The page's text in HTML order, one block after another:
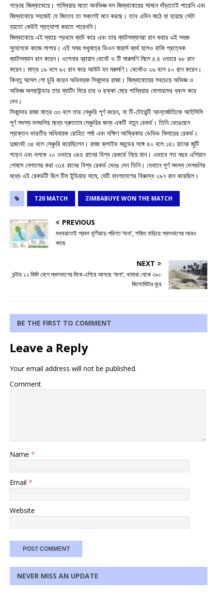
গড়েছে জিম্বাবোয়ে। গাম্বিয়ার মতো অনভিজ্ঞ দল জিম্বাবোয়ের সামনে দাঁড়াতেই পারেনি এবং
জিম্বাবোয়ে সহজেই যে জিতবে তা সকলেই মনে করছে। তবে এদিন মাঠে যা হয়েছে সেটা
হয়তো কেউই প্রত্যাশা করতে পারেননি।
জিম্বাবোয়ে এই ম্যাচে প্রথমে ব্যাট করে এবং তার ব্যাটসম্যানরা রান করার এই সহজ
সুযোগকে কাজে লাগায়। এই সময় শুধুমাত্র ডিওন মায়ার্স ব্যর্থ হলেও বাকি প্রত্যেক
ব্যাটসম্যান রান করেন। ওপেনার ব্রায়ান বেনেট ও টি মারুমণি মিলে ৫.৪ ওভারে ৯৮ রান
করেন। মাত্র ১৯ বলে ৬২ রান করে আউট হন মরুমণি। বেনেটও ২৬ বলে ৫০ রান করেন।
কিন্তু আসল শো চুরি করেন অধিনায়ক সিকান্দার রাজা। জিম্বাবোয়ের সবচেয়ে অভিজ্ঞ ও
অভিজ্ঞ অলরাউন্ডার তার ব্যাটিং দিয়ে চার ও ছক্কা মেরে গাম্বিয়ার বোলারদের ধ্বংস করে
দেন।
সিকান্দার রাজা মাত্র ৩৩ বলে তার সেঞ্চুরি পূর্ণ করেন, যা টি-টোয়েন্টি আন্তর্জাতিকে আইসিসি
পূর্ণ সদস্য দলগুলির মধ্যে দ্রুততম সেঞ্চুরির জন্য একটি নতুন রেকর্ড। তিনি ভেঙেছেন
প্রাক্তন ভারতীয় অধিনায়ক রোহিত শর্মা এবং দক্ষিণ আফ্রিকার ডেভিড মিলারের রেকর্ড।
দুজনেই ৩৫ বলে সেঞ্চুরি করেছিলেন। রাজা ক্লাইভ মদন্ডের সঙ্গে ৪০ বলে ১৪১ রানের জুটি
গড়েন এবং দলকে ২০ ওভারে ৩৪৪ রানের বিশ্ব রেকর্ডে নিয়ে যান। এভাবে গত বছর এশিয়ান
গেমসে নেপালের করা ৩১৪ রানের বিশ্ব রেকর্ড ভেঙে দেন তিনি। যেখানে পূর্ণ সদস্য দেশগুলির
মধ্যে এই রেকর্ডটি ছিল টিম ইন্ডিয়ার নামে, যেটি বাংলাদেশের বিরুদ্ধে ২৯৭ রান করেছিল।
T20 MATCH ZIMBABUYE WON THE MATCH
PREVIOUS
মধ্যরাতেই প্রবল ঘূর্ণিঝড়ে পরিণত ‘দানা’, শক্তি বাড়িয়ে স্থলভাগের আরও
কাছে
NEXT
ঘন্টায় ১২ কিমি বেগে স্থলভাগের দিকে এগিয়ে আসছে ‘দানা’, ধামারা থেকে ২৯০
কিলোমিটার দূরে
BE THE FIRST TO COMMENT
Leave a Reply
Your email address will not be published.
Comment
Name *
Email *
Website
NEVER MISS AN UPDATE